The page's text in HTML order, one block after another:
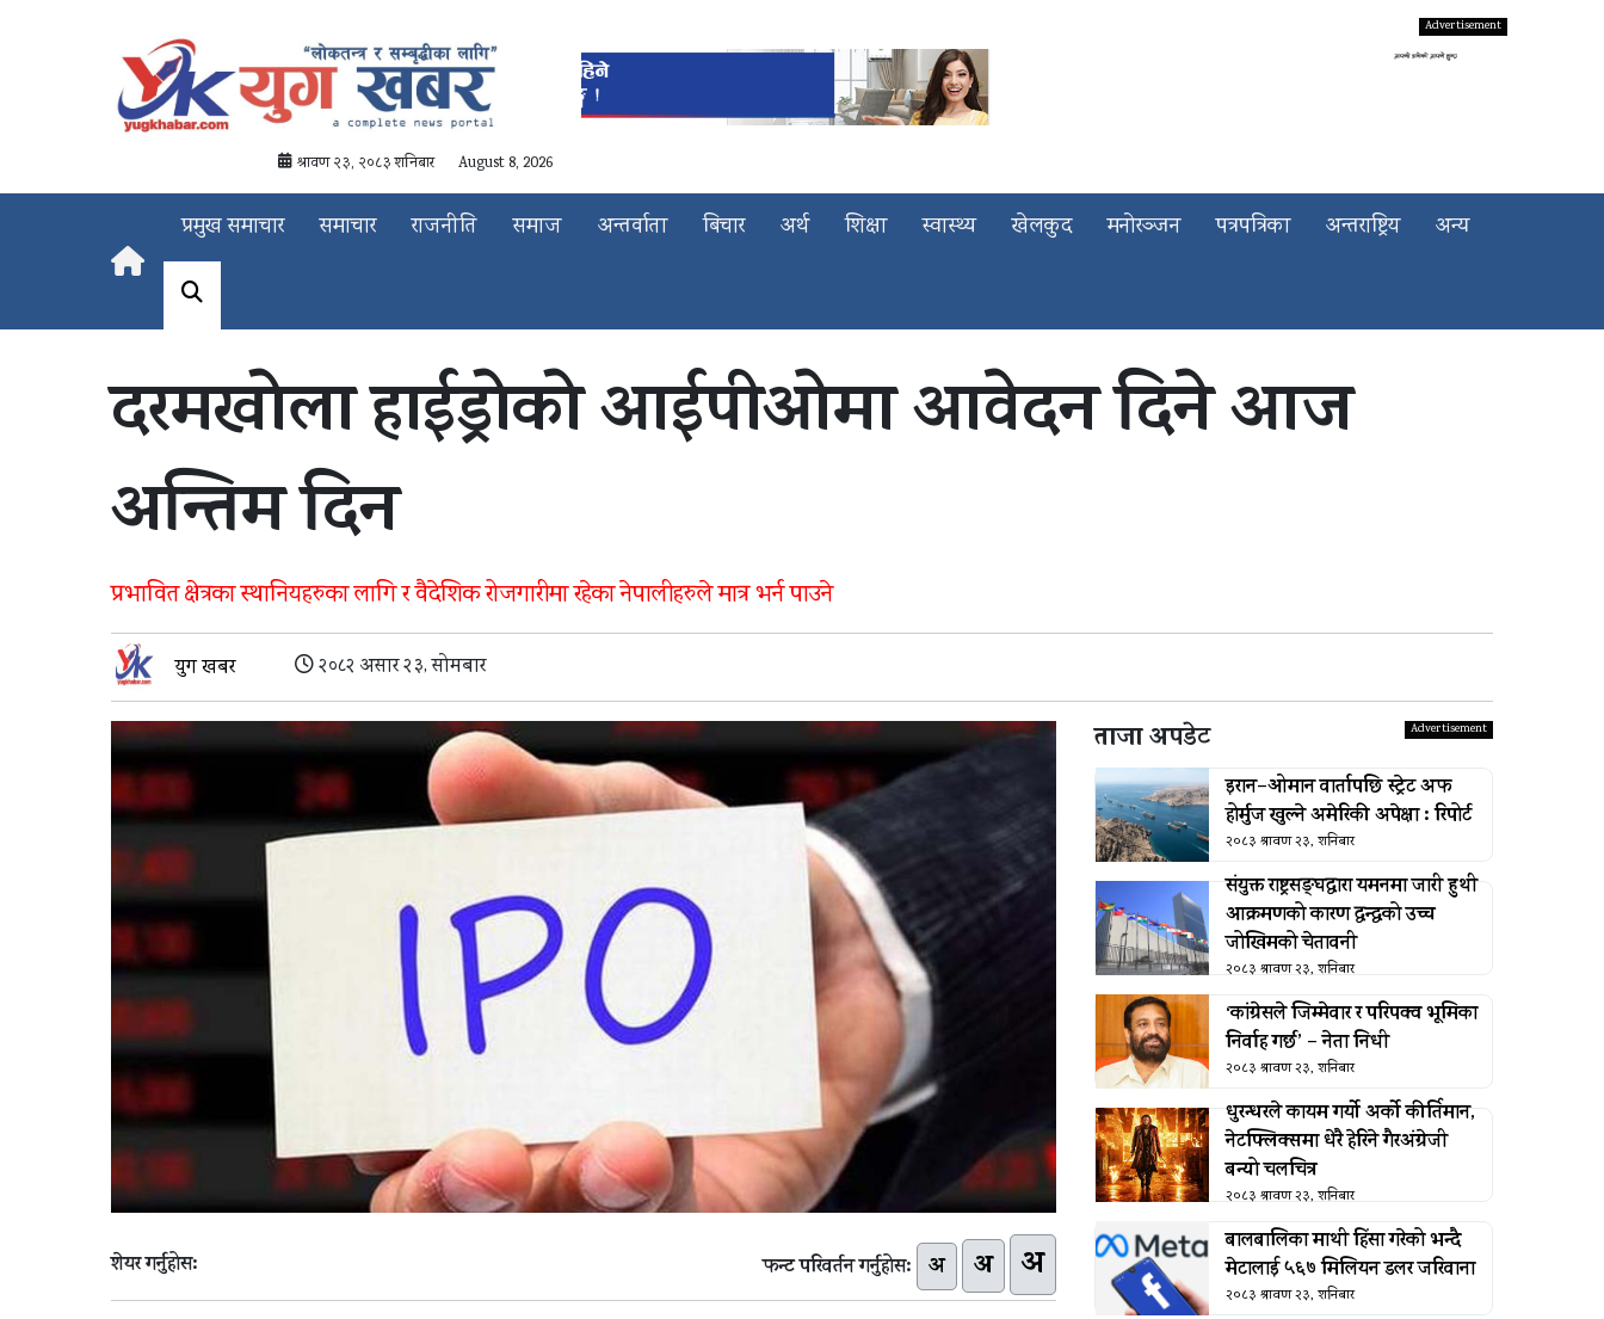
श्रावण २३, २०८३ शनिबार August 8, 2026
प्रमुख समाचार समाचार राजनीति समाज अन्तर्वाता बिचार अर्थ शिक्षा स्वास्थ्य खेलकुद मनोरञ्जन पत्रपत्रिका अन्तराष्ट्रिय अन्य
दरमखोला हाईड्रोको आईपीओमा आवेदन दिने आज
अन्तिम दिन
प्रभावित क्षेत्रका स्थानियहरुका लागि र वैदेशिक रोजगारीमा रहेका नेपालीहरुले मात्र भर्न पाउने
युग खबर २०८२ असार २३, सोमबार
शेयर गर्नुहोस: फन्ट परिवर्तन गर्नुहोस: अ अ अ
ताजा अपडेट
इरान–ओमान वार्तापछि स्ट्रेट अफ
होर्मुज खुल्ने अमेरिकी अपेक्षा : रिपोर्ट
२०८३ श्रावण २३, शनिबार
संयुक्त राष्ट्रसङ्घद्वारा यमनमा जारी हुथी
आक्रमणको कारण द्वन्द्वको उच्च
जोखिमको चेतावनी
२०८३ श्रावण २३, शनिबार
‘कांग्रेसले जिम्मेवार र परिपक्व भूमिका
निर्वाह गर्छ’ – नेता निधी
२०८३ श्रावण २३, शनिबार
धुरन्धरले कायम गर्यो अर्को कीर्तिमान,
नेटफ्लिक्समा धेरै हेरिने गैरअंग्रेजी
बन्यो चलचित्र
२०८३ श्रावण २३, शनिबार
बालबालिका माथी हिंसा गरेको भन्दै
मेटालाई ५६७ मिलियन डलर जरिवाना
२०८३ श्रावण २३, शनिबार